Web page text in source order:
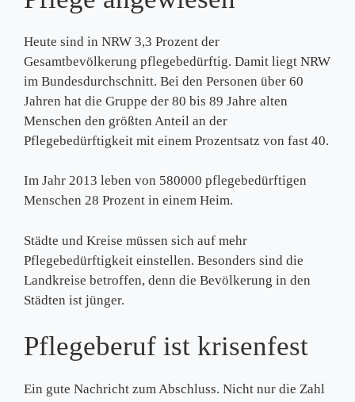
Heute sind in NRW 3,3 Prozent der
Gesamtbevölkerung pflegebedürftig. Damit liegt NRW
im Bundesdurchschnitt. Bei den Personen über 60
Jahren hat die Gruppe der 80 bis 89 Jahre alten
Menschen den größten Anteil an der
Pflegebedürftigkeit mit einem Prozentsatz von fast 40.
Im Jahr 2013 leben von 580000 pflegebedürftigen
Menschen 28 Prozent in einem Heim.
Städte und Kreise müssen sich auf mehr
Pflegebedürftigkeit einstellen. Besonders sind die
Landkreise betroffen, denn die Bevölkerung in den
Städten ist jünger.
Pflegeberuf ist krisenfest
Ein gute Nachricht zum Abschluss. Nicht nur die Zahl